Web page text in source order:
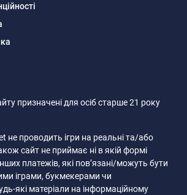
призначені для осіб старше 21 року
не проводить ігри на реальні та/або
сайт не приймає ні в якій формі
платежів, які пов’язані/можуть бути
іграми, букмекерами чи
які матеріали на інформаційному